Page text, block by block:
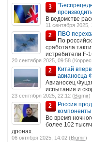
3
В ведомстве
11 сентября 2025,
2
ПВО
По
сработала
истребители F-
20 сентября 2025, 09:58 (
2
Китай
авианосца
Авианосец
испытания и
23 сентября 2025, 22:12 (Bigmir)
2
Россия
Во время
более 102
дронах.
06 октября 2025, 14:02 (Bigmir)